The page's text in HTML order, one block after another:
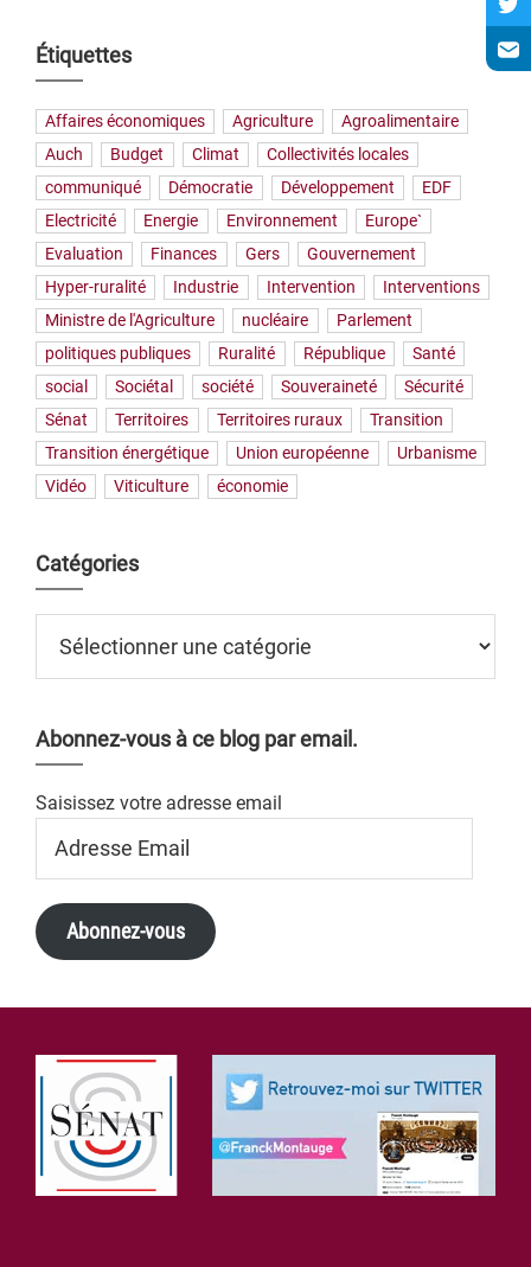
Étiquettes
Affaires économiques Agriculture
Agroalimentaire
Auch
Budget Climat
Collectivités locales
communiqué
Démocratie Développement
EDF
Electricité
Energie Environnement
Europe`
Evaluation
Finances Gers
Gouvernement
Hyper-ruralité
Industrie Intervention
Interventions
Ministre de l'Agriculture
nucléaire
Parlement
politiques publiques
Ruralité République
Santé
social
Sociétal société Souveraineté
Sécurité
Sénat
Territoires Territoires ruraux
Transition
Transition énergétique
Union européenne
Urbanisme
Vidéo
Viticulture économie
Catégories
Abonnez-vous à ce blog par email.
Saisissez votre adresse email
Email
Abonnez-vous
Footer